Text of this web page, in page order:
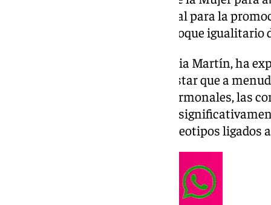
las mujeres, “que es fundamental para la
avanzar hacia un verdadero enfoque igualitario
La concejala de Igualdad, Virginia Martín, ha
componente esencial del bienestar que a
mayores”, y que “los cambios hormonales, las
envejecimiento pueden afectar
estas mujeres debido a los estereotipos ligados